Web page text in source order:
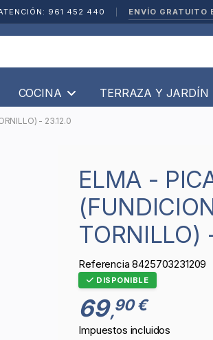
961 452 440 ENVÍO GRATUITO
COCINA TERRAZA Y JARDÍN
- 23.12.0
ELMA - PICADORA MANUAL Nº12
TORNILLO)
Referencia 8425703231209
DISPONIBLE
69,90 €
Impuestos incluidos